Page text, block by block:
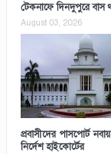
টেকনাফে দিনদুপুরে বাস
August 03, 2026
প্রবাসীদের পাসপোর্ট
নির্দেশ হাইকোর্টের